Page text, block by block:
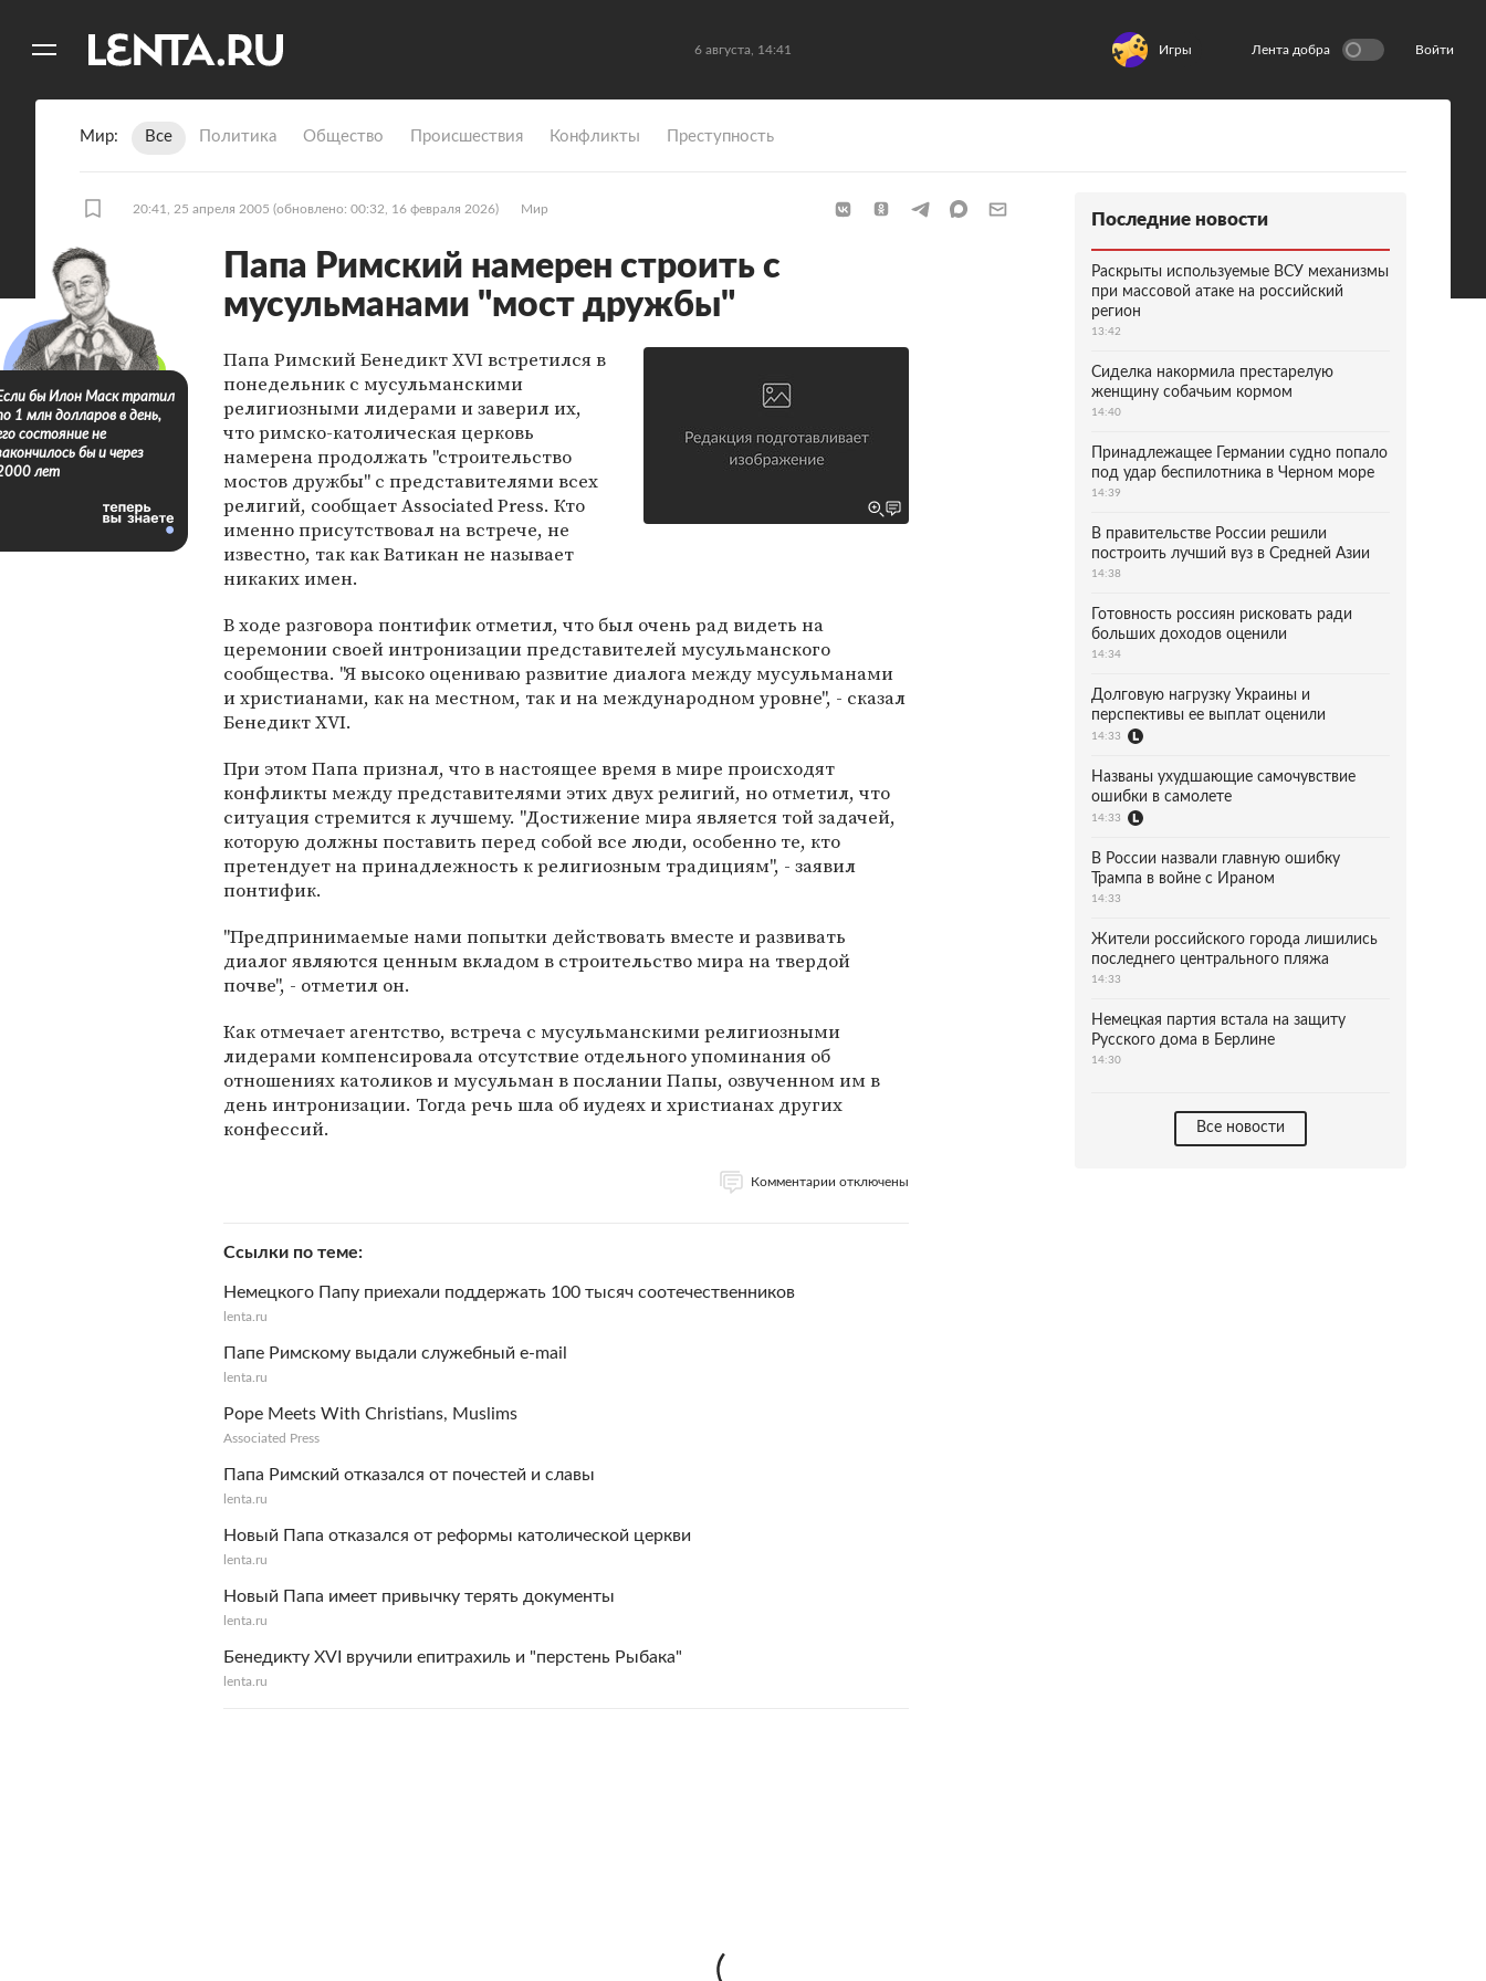
6 августа, 14:41 Игры Лента добра Войти
Мир Все Политика Общество Происшествия Конфликты Преступность
20:41, 25 апреля 2005 (обновлено: 00:32, 16 февраля 2026) Мир
Папа Римский намерен строить с
мусульманами "мост дружбы"
Папа Римский Бенедикт XVI встретился в
понедельник с мусульманскими
религиозными лидерами и заверил их,
что римско-католическая церковь
намерена продолжать "строительство
мостов дружбы" с представителями всех
религий, сообщает Associated Press. Кто
именно присутствовал на встрече, не
известно, так как Ватикан не называет
никаких имен.
В ходе разговора понтифик отметил, что был очень рад видеть на
церемонии своей интронизации представителей мусульманского
сообщества. "Я высоко оцениваю развитие диалога между мусульманами
и христианами, как на местном, так и на международном уровне", - сказал
Бенедикт XVI.
При этом Папа признал, что в настоящее время в мире происходят
конфликты между представителями этих двух религий, но отметил, что
ситуация стремится к лучшему. "Достижение мира является той задачей,
которую должны поставить перед собой все люди, особенно те, кто
претендует на принадлежность к религиозным традициям", - заявил
понтифик.
"Предпринимаемые нами попытки действовать вместе и развивать
диалог являются ценным вкладом в строительство мира на твердой
почве", - отметил он.
Как отмечает агентство, встреча с мусульманскими религиозными
лидерами компенсировала отсутствие отдельного упоминания об
отношениях католиков и мусульман в послании Папы, озвученном им в
день интронизации. Тогда речь шла об иудеях и христианах других
конфессий.
Комментарии отключены
Ссылки по теме
Немецкого Папу приехали поддержать 100 тысяч соотечественников
lenta.ru
Папе Римскому выдали служебный e-mail
lenta.ru
Pope Meets With Christians, Muslims
Associated Press
Папа Римский отказался от почестей и славы
lenta.ru
Новый Папа отказался от реформы католической церкви
lenta.ru
Новый Папа имеет привычку терять документы
lenta.ru
Бенедикту XVI вручили епитрахиль и "перстень Рыбака"
lenta.ru
бы Илон Маск тратил
1 млн долларов в день,
состояние не
бы и через
лет
Последние новости
Раскрыты используемые ВСУ механизмы
при массовой атаке на российский
регион
13:42
Сиделка накормила престарелую
женщину собачьим кормом
14:40
Принадлежащее Германии судно попало
под удар беспилотника в Черном море
14:39
В правительстве России решили
построить лучший вуз в Средней Азии
14:38
Готовность россиян рисковать ради
больших доходов оценили
14:34
Долговую нагрузку Украины и
перспективы ее выплат оценили
14:33
Названы ухудшающие самочувствие
ошибки в самолете
14:33
В России назвали главную ошибку
Трампа в войне с Ираном
14:33
Жители российского города лишились
последнего центрального пляжа
14:33
Немецкая партия встала на защиту
Русского дома в Берлине
14:30
Все новости